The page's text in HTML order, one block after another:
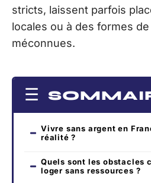
stricts, laissent parfois
locales ou à des formes
méconnues.
Vivre sans argent en
réalité ?
Quels sont les obstacles
loger sans ressources ?